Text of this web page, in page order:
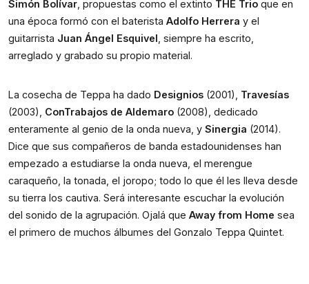
Simón Bolívar , propuestas como el extinto THE Trio que en
una época formó con el baterista Adolfo Herrera y el
guitarrista Juan Ángel Esquivel , siempre ha escrito,
arreglado y grabado su propio material.
La cosecha de Teppa ha dado Designios (2001), Travesías
(2003), ConTrabajos de Aldemaro (2008), dedicado
enteramente al genio de la onda nueva, y Sinergia (2014).
Dice que sus compañeros de banda estadounidenses han
empezado a estudiarse la onda nueva, el merengue
caraqueño, la tonada, el joropo; todo lo que él les lleva desde
su tierra los cautiva. Será interesante escuchar la evolución
del sonido de la agrupación. Ojalá que Away from Home sea
el primero de muchos álbumes del Gonzalo Teppa Quintet.